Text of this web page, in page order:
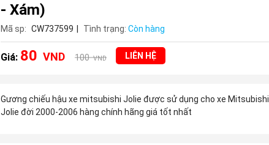
- Xám)
Mã sp: CW737599 Tình trạng: Còn hàng
Giá: 80 VND 100 VND LIÊN HỆ
Gương chiếu hậu xe mitsubishi Jolie được sử dụng cho xe Mitsubishi
Jolie đời 2000-2006 hàng chính hãng giá tốt nhất